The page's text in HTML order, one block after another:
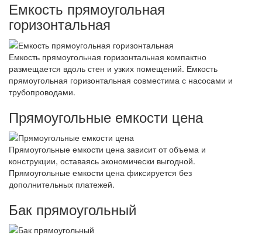
Емкость прямоугольная
горизонтальная
Емкость прямоугольная горизонтальная компактно
размещается вдоль стен и узких помещений. Емкость
прямоугольная горизонтальная совместима с насосами и
трубопроводами.
Прямоугольные емкости цена
Прямоугольные емкости цена зависит от объема и
конструкции, оставаясь экономически выгодной.
Прямоугольные емкости цена фиксируется без
дополнительных платежей.
Бак прямоугольный